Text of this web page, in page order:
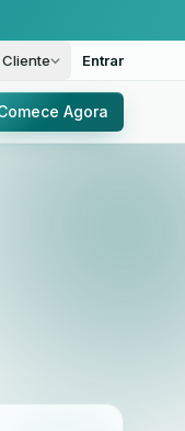
Entrar
Agora